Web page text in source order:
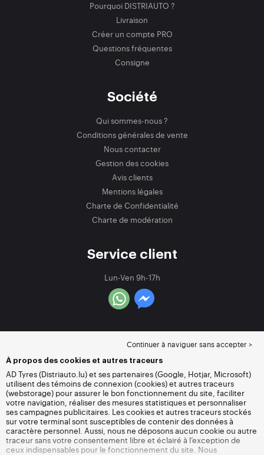
Pourquoi DISTRIAUTO ?
Livraison
Créer un compte PRO
Questions fréquentes
Consigne
Société
Qui sommes-nous ?
Conditions générales de vente
Nous contacter
Gestion des cookies
Avis clients
Mentions légales
Charte de Confidentialité
Charte de modération
Service client
Lun-Ven 9h-17h
Continuer à naviguer sans accepter >
À propos des cookies et autres traceurs
AD Tyres (Distriauto.lu) et ses partenaires (Google, Hotjar, Microsoft)
utilisent des témoins de connexion (cookies) et autres traceurs
(webstorage) pour assurer le bon fonctionnement du site, faciliter
votre navigation, réaliser des mesures statistiques et personnaliser
ses campagnes publicitaires. Les cookies et autres traceurs stockés
sur votre terminal sont susceptibles de contenir des données à
caractère personnel. Aussi, nous ne déposons aucun cookie ou autre
traceur sans votre consentement libre et éclairé à l’exception de
ceux indispensables pour le fonctionnement du site. Nous